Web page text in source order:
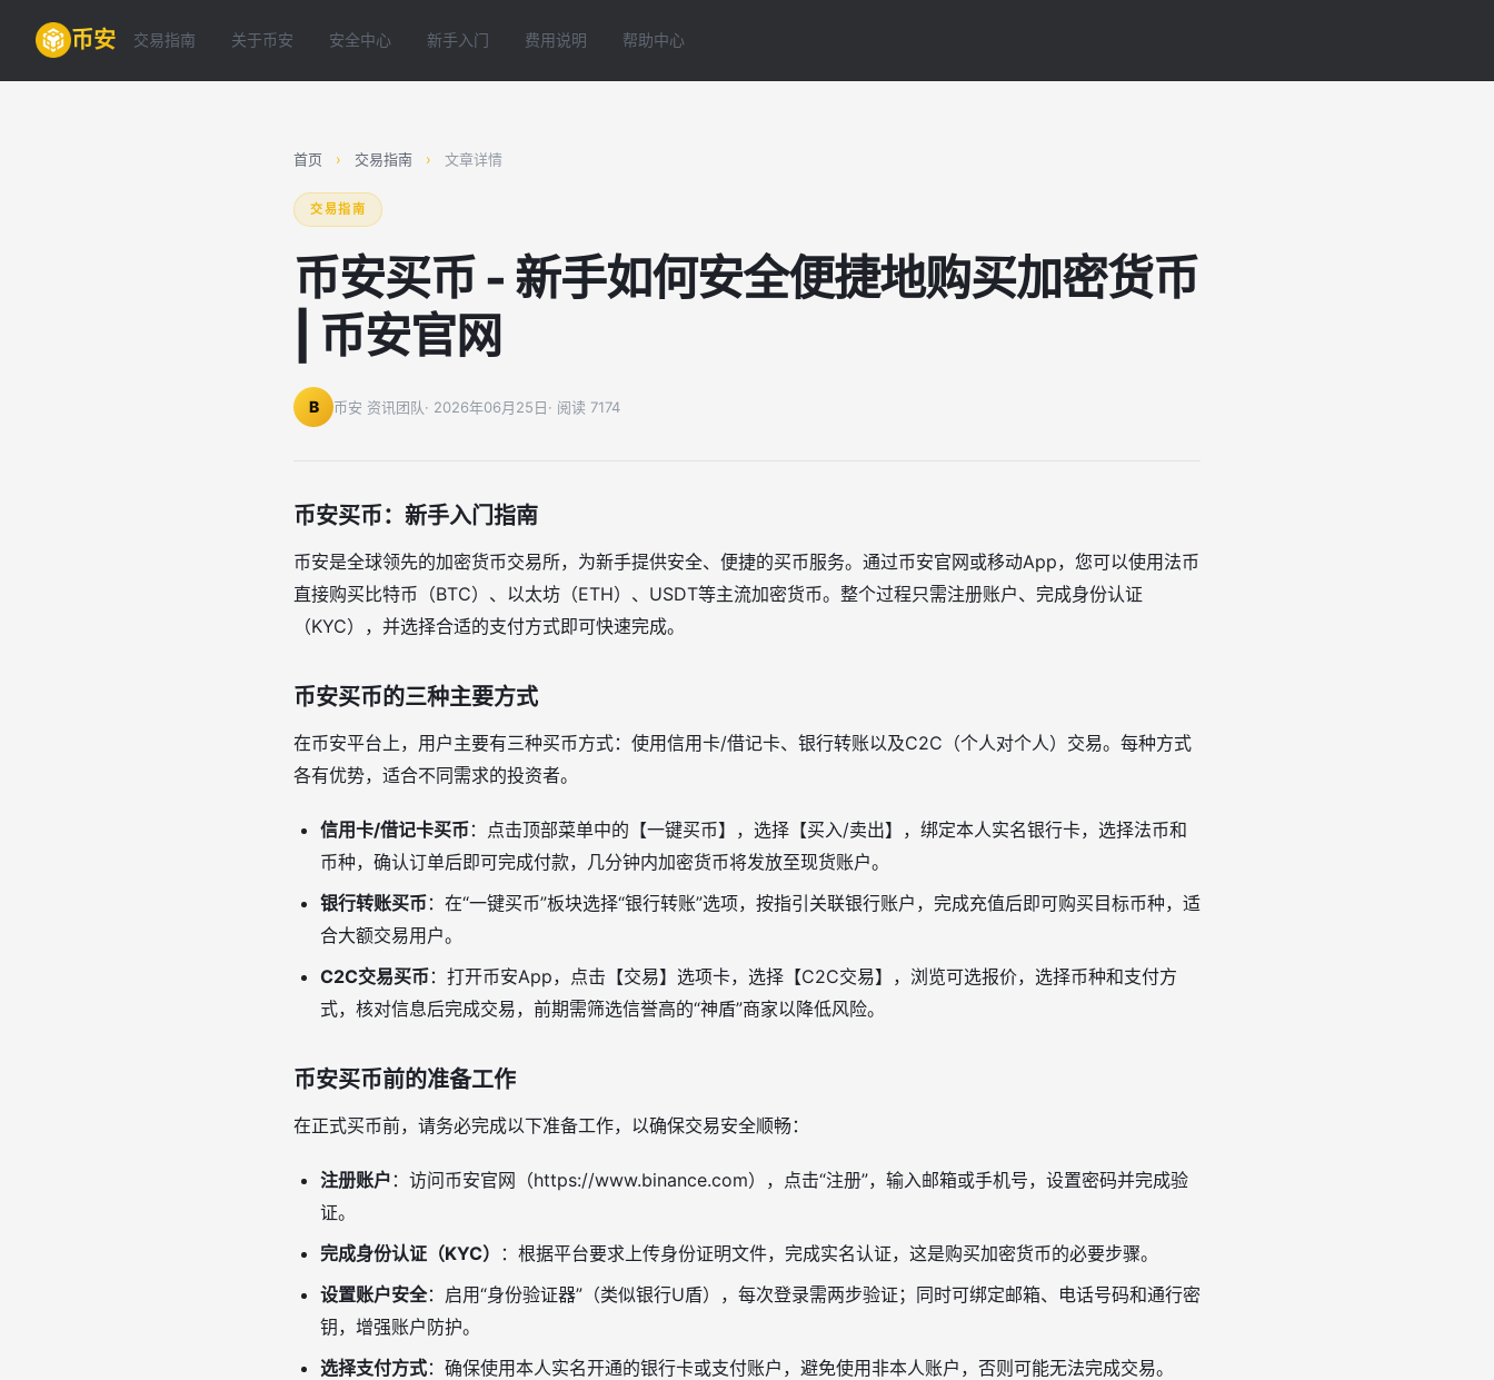
币安 交易指南 关于币安 安全中心 新手入门 费用说明 帮助中心
首页 › 交易指南 › 文章详情
交易指南
币安买币 - 新手如何安全便捷地购买加密货币
| 币安官网
B 币安 资讯团队· 2026年06月25日· 阅读 7174
币安买币：新手入门指南
币安是全球领先的加密货币交易所，为新手提供安全、便捷的买币服务。通过币安官网或移动App，您可以使用法币
直接购买比特币（BTC）、以太坊（ETH）、USDT等主流加密货币。整个过程只需注册账户、完成身份认证
（KYC），并选择合适的支付方式即可快速完成。
币安买币的三种主要方式
在币安平台上，用户主要有三种买币方式：使用信用卡/借记卡、银行转账以及C2C（个人对个人）交易。每种方式
各有优势，适合不同需求的投资者。
信用卡/借记卡买币：点击顶部菜单中的【一键买币】，选择【买入/卖出】，绑定本人实名银行卡，选择法币和
币种，确认订单后即可完成付款，几分钟内加密货币将发放至现货账户。
银行转账买币：在“一键买币”板块选择“银行转账”选项，按指引关联银行账户，完成充值后即可购买目标币种，适
合大额交易用户。
C2C交易买币：打开币安App，点击【交易】选项卡，选择【C2C交易】，浏览可选报价，选择币种和支付方
式，核对信息后完成交易，前期需筛选信誉高的“神盾”商家以降低风险。
币安买币前的准备工作
在正式买币前，请务必完成以下准备工作，以确保交易安全顺畅：
注册账户 ：访问币安官网（https://www.binance.com），点击“注册”，输入邮箱或手机号，设置密码并完成验
证。
完成身份认证（KYC）
：根据平台要求上传身份证明文件，完成实名认证，这是购买加密货币的必要步骤。
设置账户安全：启用“身份验证器”（类似银行U盾），每次登录需两步验证；同时可绑定邮箱、电话号码和通行密
钥，增强账户防护。
选择支付方式：确保使用本人实名开通的银行卡或支付账户，避免使用非本人账户，否则可能无法完成交易。